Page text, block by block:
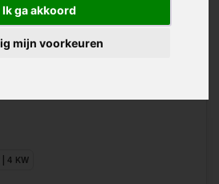
Ik ga akkoord
mijn voorkeuren
Generator
| 4 KW